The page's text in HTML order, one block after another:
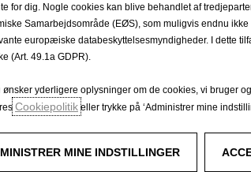
for dig. Nogle cookies kan blive behandlet af
Samarbejdsområde (EØS), som muligvis endnu
europæiske databeskyttelsesmyndigheder. I dette
(Art. 49.1a GDPR).
ønsker yderligere oplysninger om de cookies, vi bruger
Cookiepolitik eller trykke på ‘Administrer mine
MINE INDSTILLINGER